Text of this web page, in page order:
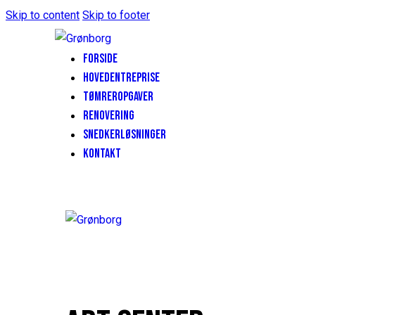
Skip to content Skip to footer
FORSIDE
HOVEDENTREPRISE
TØMREROPGAVER
RENOVERING
SNEDKERLØSNINGER
KONTAKT